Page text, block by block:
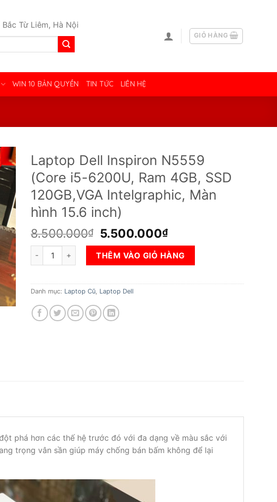
Từ Liêm, Hà Nội
GIỎ HÀNG
WIN 10 BẢN QUYỀN TIN TỨC LIÊN HỆ
Laptop Dell Inspiron N5559
(Core i5-6200U, Ram 4GB, SSD
120GB,VGA Intelgraphic, Màn
hình 15.6 inch)
8.500.000₫
Giá
gốc
là:
8.500.000₫.
5.500.000₫Giá
hiện
tại
là:
5.500.000₫.
Laptop Dell Inspiron N5559 (Core i5-6200U, Ram 4GB, SSD
THÊM VÀO GIỎ HÀNG
Danh mục: Laptop Cũ Laptop Dell
phá hơn các thế hệ trước đó với đa dạng về màu sắc với
trọng vân sần giúp máy chống bán bấm không để lại